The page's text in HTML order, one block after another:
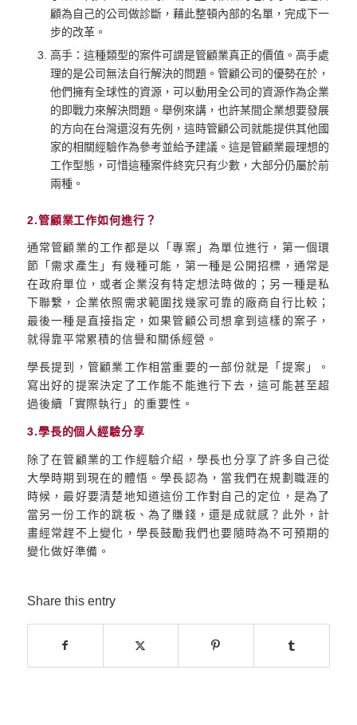
顧為自己的公司做診斷，藉此整頓內部的名單，完成下一
步的改革。
高手：這種類型的案件可謂是管顧業真正的價值。高手處
理的是公司無法自行解決的問題。管顧公司的優勢在於，
他們擁有全球性的資源，可以動用全公司的資源作為企業
的即戰力來解決問題。舉例來講，也許某間企業想要發展
的方向在台灣還沒有先例，這時管顧公司就能提供其他國
家的相關經驗作為參考並給予建議。這是管顧業最理想的
工作型態，可惜這種案件終究只有少數，大部分仍屬於前
兩種。
2.管顧業工作如何進行？
通常管顧業的工作都是以「專案」為單位進行，第一個環
節「需求產生」有幾種可能，第一種是公開招標，通常是
在政府單位，或者企業沒有特定想法時做的；另一種是私
下聯繫，企業依照需求範圍找幾家可靠的廠商自行比較；
最後一種是直接指定，如果管顧公司想拿到這樣的案子，
就得靠平常累積的信譽和關係經營。
學長提到，管顧業工作相當重要的一部份就是「提案」。
寫出好的提案決定了工作能不能進行下去，這可能甚至超
過後續「實際執行」的重要性。
3.學長的個人經驗分享
除了在管顧業的工作經驗介紹，學長也分享了許多自己從
大學時期到現在的體悟。學長認為，當我們在規劃職涯的
時候，最好要清楚地知道這份工作對自己的定位，是為了
當另一份工作的跳板、為了賺錢，還是成就感？此外，計
畫經常趕不上變化，學長鼓勵我們也要隨時為不可預期的
變化做好準備。
Share this entry